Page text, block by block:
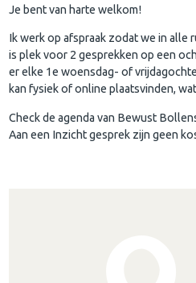
Je bent van harte welkom!
Ik werk op afspraak zodat we in alle
is plek voor 2 gesprekken op een
er elke 1e woensdag- of
kan fysiek of online plaatsvinden,
Check de agenda van Bewust
Aan een Inzicht gesprek zijn geen